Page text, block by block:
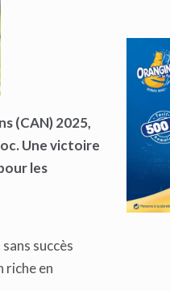
(CAN) 2025,
Une victoire
les
succès
riche en